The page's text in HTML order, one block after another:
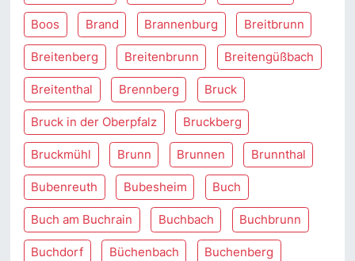
Boos Brand Brannenburg Breitbrunn
Breitenberg Breitenbrunn Breitengüßbach
Breitenthal Brennberg Bruck
Bruck in der Oberpfalz Bruckberg
Bruckmühl Brunn Brunnen Brunnthal
Bubenreuth Bubesheim Buch
Buch am Buchrain Buchbach Buchbrunn
Buchdorf Büchenbach Buchenberg